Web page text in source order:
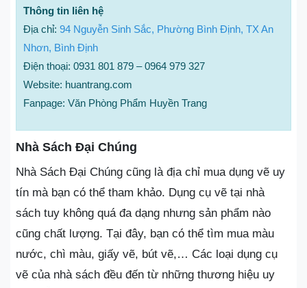
Thông tin liên hệ
Địa chỉ: 94 Nguyễn Sinh Sắc, Phường Bình Định, TX An
Nhơn, Bình Định
Điện thoại: 0931 801 879 – 0964 979 327
Website: huantrang.com
Fanpage: Văn Phòng Phẩm Huyền Trang
Nhà Sách Đại Chúng
Nhà Sách Đại Chúng cũng là địa chỉ mua dụng vẽ uy
tín mà bạn có thể tham khảo. Dụng cụ vẽ tại nhà
sách tuy không quá đa dạng nhưng sản phẩm nào
cũng chất lượng. Tại đây, bạn có thể tìm mua màu
nước, chì màu, giấy vẽ, bút vẽ,… Các loại dụng cụ
vẽ của nhà sách đều đến từ những thương hiệu uy